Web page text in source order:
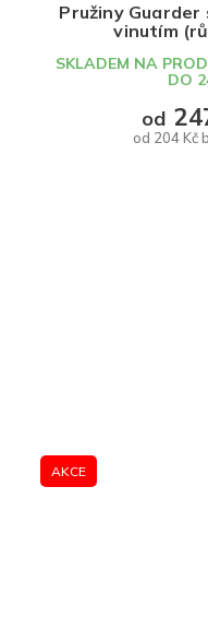
Pružiny
vinutím
SKLADEM NA
DO
od 204 Kč
od
AKCE